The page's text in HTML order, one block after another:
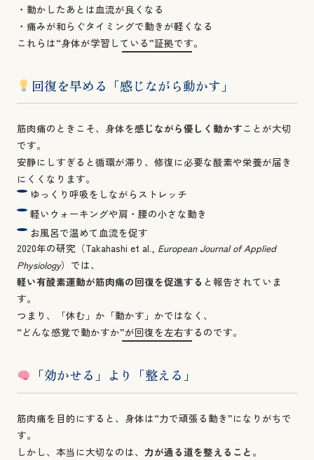
・動かしたあとは血流が良くなる
・痛みが和らぐタイミングで動きが軽くなる
これらは“身体が学習している”証拠です。
回復を早める「感じながら動かす」
筋肉痛のときこそ、身体を感じながら優しく動かすことが大切
です。
安静にしすぎると循環が滞り、修復に必要な酸素や栄養が届き
にくくなります。
ゆっくり呼吸をしながらストレッチ
軽いウォーキングや肩・腰の小さな動き
お風呂で温めて血流を促す
2020年の研究（Takahashi et al., European Journal of Applied
Physiology）では、
軽い有酸素運動が筋肉痛の回復を促進する と報告されていま
す。
つまり、「休む」か「動かす」かではなく、
“どんな感覚で動かすか”が回復を左右するのです。
「効かせる」より「整える」
筋肉痛を目的にすると、身体は“力で頑張る動き”になりがちで
す。
しかし、本当に大切なのは、 力が通る道を整えること 。